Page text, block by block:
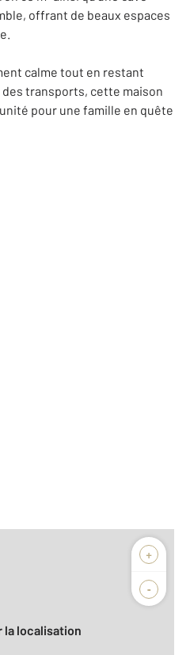
offrant de beaux espaces
calme tout en restant
transports, cette maison
pour une famille en quête
+
-
Biens vendus
la localisation